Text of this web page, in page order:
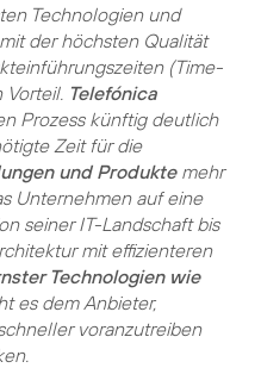
Technologien und
der höchsten Qualität
(Time-
Telefónica
Prozess künftig deutlich
Zeit für die
und Produktemehr
Unternehmen auf eine
seiner IT-Landschaft bis
mit effizienteren
Technologien wie
es dem Anbieter,
voranzutreiben